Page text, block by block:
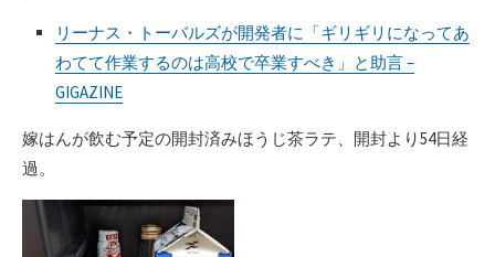
リーナス・トーバルズが開発者に「ギリギリになってあ
わてて作業するのは高校で卒業すべき」と助言 –
GIGAZINE
嫁はんが飲む予定の開封済みほうじ茶ラテ、開封より54日経
過。